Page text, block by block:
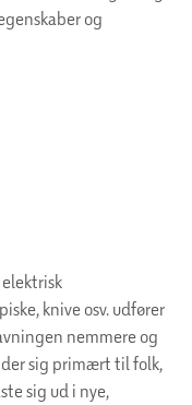
og
knive osv. udfører
nemmere og
sig primært til folk,
sig ud i nye,